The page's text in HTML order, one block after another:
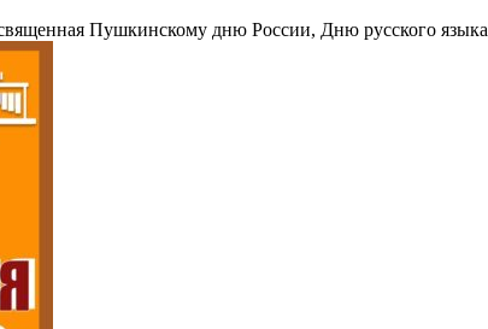
Пушкинскому дню России, Дню русского языка